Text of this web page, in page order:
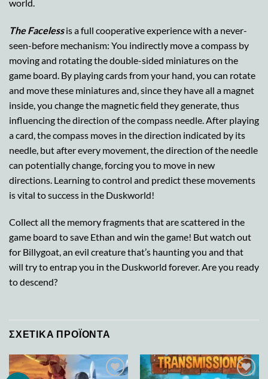
world.
The Facelessis a full cooperative experience with a never-
seen-before mechanism: You indirectly move a compass by
moving and rotating the double-sided miniatures on the
game board. By playing cards from your hand, you can rotate
and move these miniatures and, since they have all a magnet
inside, you change the magnetic field they generate, thus
influencing the direction of the compass needle. After playing
a card, the compass moves in the direction indicated by its
needle, but after every movement, the direction of the needle
can potentially change, forcing you to move in new
directions. Learning to control and predict these movements
is vital to success in the Duskworld!
Collect all the memory fragments that are scattered in the
game board to save Ethan and win the game! But watch out
for Billygoat, an evil creature that’s haunting you and that
will try to entrap you in the Duskworld forever. Are you ready
to descend?
ΣΧΕΤΙΚΆ ΠΡΟΪΌΝΤΑ